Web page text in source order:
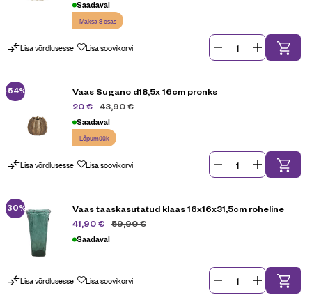
Saadaval
Maksa 3 osas
Lisa võrdlusesse Lisa soovikorvi
-54%
Vaas Sugano d18,5x 16cm pronks
43,90€
20€
Saadaval
Lõpumüük
Lisa võrdlusesse Lisa soovikorvi
-30%
Vaas taaskasutatud klaas 16x16x31,5cm roheline
59,90€
41,90€
Saadaval
Lisa võrdlusesse Lisa soovikorvi